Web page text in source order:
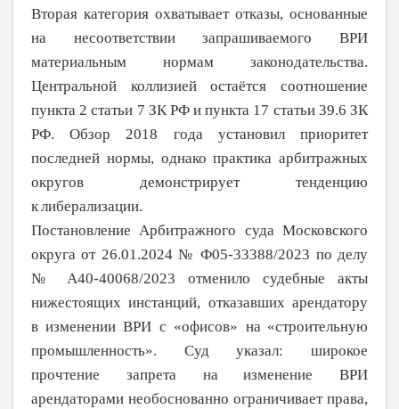
Вторая категория охватывает отказы, основанные
на несоответствии запрашивае­мого ВРИ
материальным нормам законода­тельства.
Центральной коллизией остаётся соотношение
пункта 2 статьи 7 ЗК РФ и пункта 17 статьи 39.6 ЗК
РФ. Обзор 2018 года установил приоритет
последней нормы, однако практика арбитражных
округов демонстрирует тенденцию
клиберализации.
Постановление Арбитражного суда Московского
округа от 26.01.2024 № Ф05-33388/2023 по делу
№ А40-40068/2023 отменило судебные акты
нижестоящих ин­станций, отказавших арендатору
в измене­нии ВРИ с «офисов» на «строительную
промышленность». Суд указал: широкое
прочтение запрета на
изменение ВРИ
арендаторами необоснованно ограничивает права,